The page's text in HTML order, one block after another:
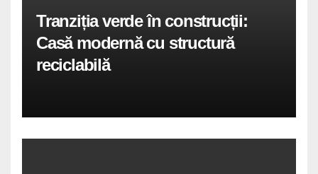
Tranziția verde în construcții:
Casă modernă cu structură
reciclabilă